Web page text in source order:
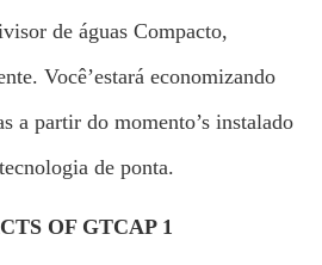
de águas Compacto,
Você’estará economizando
a partir do momento’s instalado
de ponta.